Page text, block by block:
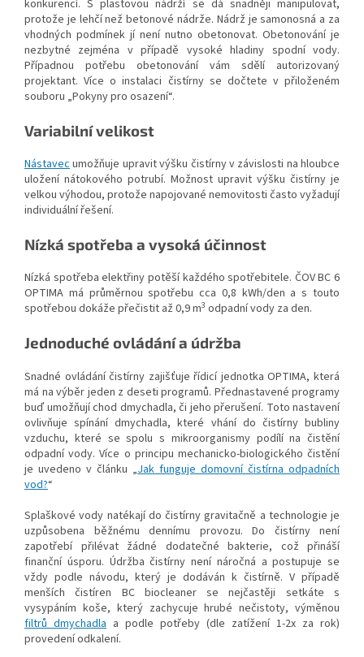
konkurencí. S plastovou nádrží se dá snadněji manipulovat,
protože je lehčí než betonové nádrže. Nádrž je samonosná a za
vhodných podmínek jí není nutno obetonovat. Obetonování je
nezbytné zejména v případě vysoké hladiny spodní vody.
Případnou potřebu obetonování vám sdělí autorizovaný
projektant. Více o instalaci čistírny se dočtete v přiloženém
souboru „Pokyny pro osazení“.
Variabilní velikost
Nástavec umožňuje upravit výšku čistírny v závislosti na hloubce
uložení nátokového potrubí. Možnost upravit výšku čistírny je
velkou výhodou, protože napojované nemovitosti často vyžadují
individuální řešení.
Nízká spotřeba a vysoká účinnost
Nízká spotřeba elektřiny potěší každého spotřebitele. ČOV BC 6
OPTIMA má průměrnou spotřebu cca 0,8 kWh/den a s touto
spotřebou dokáže přečistit až 0,9 m3 odpadní vody za den.
Jednoduché ovládání a údržba
Snadné ovládání čistírny zajišťuje řídicí jednotka OPTIMA, která
má na výběr jeden z deseti programů. Přednastavené programy
buď umožňují chod dmychadla, či jeho přerušení. Toto nastavení
ovlivňuje spínání dmychadla, které vhání do čistírny bubliny
vzduchu, které se spolu s mikroorganismy podílí na čistění
odpadní vody. Více o principu mechanicko-biologického čistění
je uvedeno v článku „Jak funguje domovní čistírna odpadních
vod?“
Splaškové vody natékají do čistírny gravitačně a technologie je
uzpůsobena běžnému dennímu provozu. Do čistírny není
zapotřebí přilévat žádné dodatečné bakterie, což přináší
finanční úsporu. Údržba čistírny není náročná a postupuje se
vždy podle návodu, který je dodáván k čistírně. V případě
menších čistíren BC biocleaner se nejčastěji setkáte s
vysypáním koše, který zachycuje hrubé nečistoty, výměnou
filtrů dmychadla a podle potřeby (dle zatížení 1-2x za rok)
provedení odkalení.